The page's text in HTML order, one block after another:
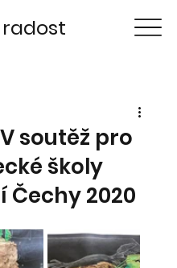
radost
soutěž pro
školy
Čechy 2020